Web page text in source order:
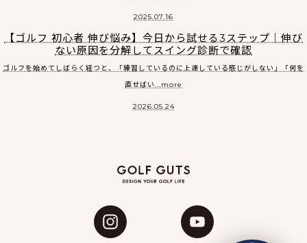
2025.07.16
【ゴルフ 初心者 伸び悩み】今日から試せる3ステップ｜伸び
ない原因を分解してスイング診断で確認
ゴルフを始めてしばらく経つと、「練習しているのに上達している感じがしない」「何を
直せばい...more
2026.05.24